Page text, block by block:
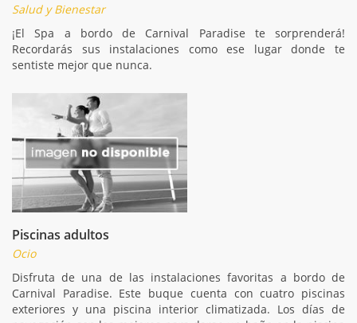
Salud y Bienestar
¡El Spa a bordo de Carnival Paradise te sorprenderá!
Recordarás sus instalaciones como ese lugar donde te
sentiste mejor que nunca.
Piscinas adultos
Ocio
Disfruta de una de las instalaciones favoritas a bordo de
Carnival Paradise. Este buque cuenta con cuatro piscinas
exteriores y una piscina interior climatizada. Los días de